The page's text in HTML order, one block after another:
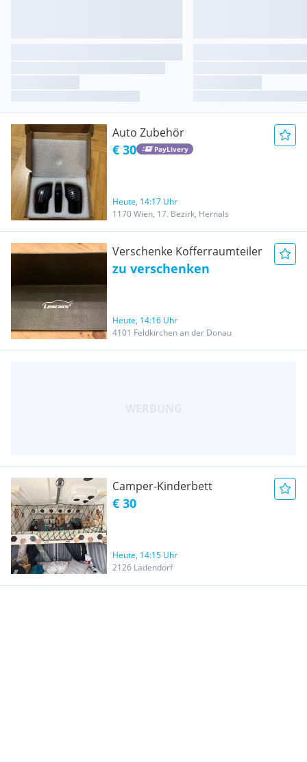
Auto Zubehör
€ 30 PayLivery
Heute, 14:17 Uhr
1170 Wien, 17. Bezirk, Hernals
Verschenke Kofferraumteiler
zu verschenken
Heute, 14:16 Uhr
4101 Feldkirchen an der Donau
Camper-Kinderbett
€ 30
Heute, 14:15 Uhr
2126 Ladendorf